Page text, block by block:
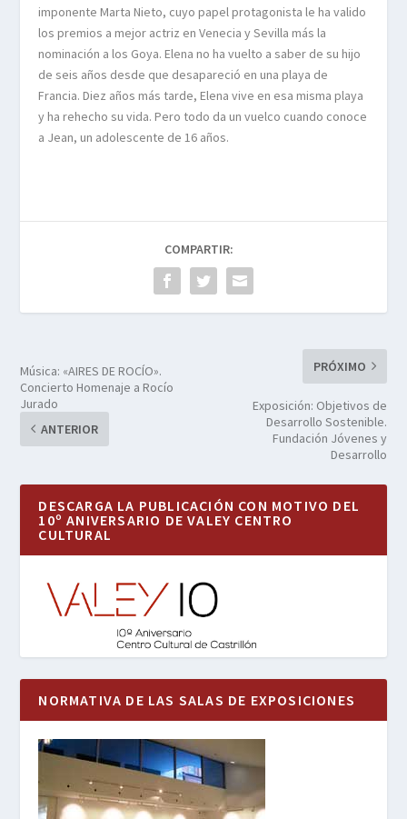
imponente Marta Nieto, cuyo papel protagonista le ha valido
los premios a mejor actriz en Venecia y Sevilla más la
nominación a los Goya. Elena no ha vuelto a saber de su hijo
de seis años desde que desapareció en una playa de
Francia. Diez años más tarde, Elena vive en esa misma playa
y ha rehecho su vida. Pero todo da un vuelco cuando conoce
a Jean, un adolescente de 16 años.
COMPARTIR:
Música: «AIRES DE ROCÍO».
Concierto Homenaje a Rocío
Jurado
ANTERIOR
PRÓXIMO
Exposición: Objetivos de
Desarrollo Sostenible.
Fundación Jóvenes y
Desarrollo
DESCARGA LA PUBLICACIÓN CON MOTIVO DEL
10º ANIVERSARIO DE VALEY CENTRO
CULTURAL
NORMATIVA DE LAS SALAS DE EXPOSICIONES